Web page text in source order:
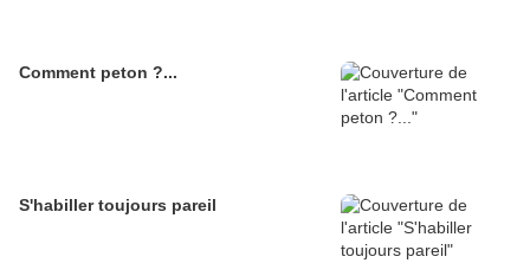
Comment peton ?...
S'habiller toujours pareil